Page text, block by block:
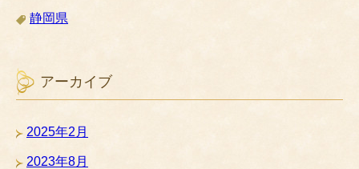
静岡県
アーカイブ
2025年2月
2023年8月